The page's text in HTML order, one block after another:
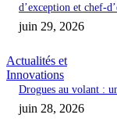
d’exception et chef-
juin 29, 2026
Actualités et
Innovations
Drogues au volant :
juin 28, 2026